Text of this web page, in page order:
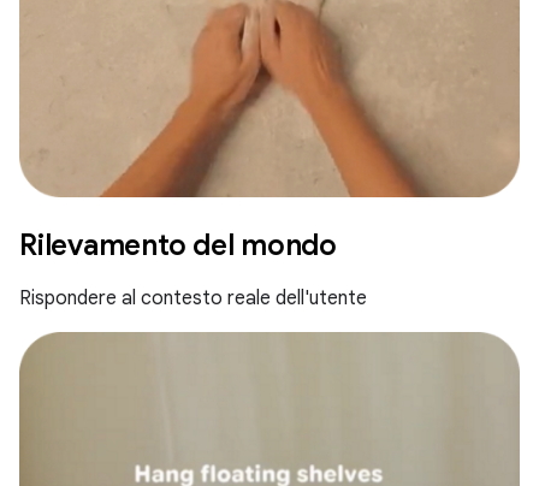
Rilevamento del mondo
Rispondere al contesto reale dell'utente